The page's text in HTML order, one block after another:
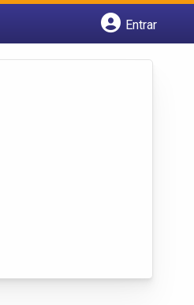
Entrar